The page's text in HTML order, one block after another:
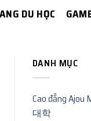
DU HỌC
DANH MỤC
Cao đẳng
대학